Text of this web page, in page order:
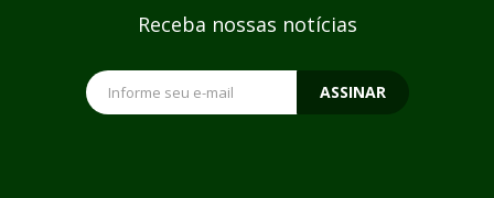
Receba nossas notícias
ASSINAR